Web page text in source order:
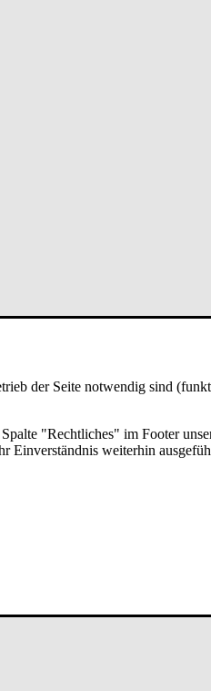
der Seite notwendig sind
"Rechtliches" im Footer
Einverständnis weiterhin